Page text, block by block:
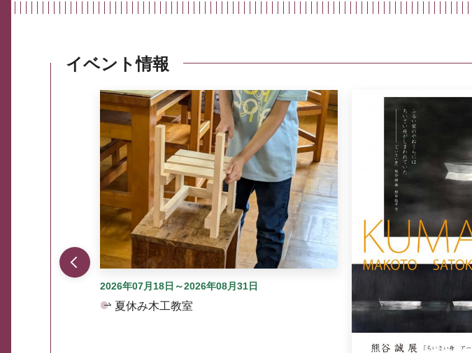
イベント情報
2026年07月18日～2026年08月31日
夏休み木工教室